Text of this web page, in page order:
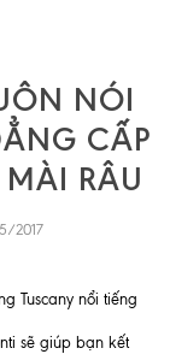
NÓI
CẤP
RÂU
2017
Tuscany nổi tiếng
sẽ giúp bạn kết